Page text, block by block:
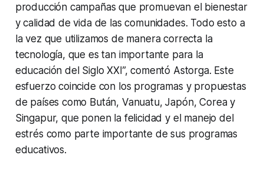
producción campañas que promuevan el bienestar
y calidad de vida de las comunidades. Todo esto a
la vez que utilizamos de manera correcta la
tecnología, que es tan importante para la
educación del Siglo XXI”, comentó Astorga. Este
esfuerzo coincide con los programas y propuestas
de países como Bután, Vanuatu, Japón, Corea y
Singapur, que ponen la felicidad y el manejo del
estrés como parte importante de sus programas
educativos.